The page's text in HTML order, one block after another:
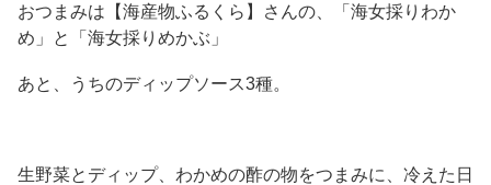
おつまみは【海産物ふるくら】さんの、「海女採りわか
め」と「海女採りめかぶ」
あと、うちのディップソース3種。
生野菜とディップ、わかめの酢の物をつまみに、冷えた日